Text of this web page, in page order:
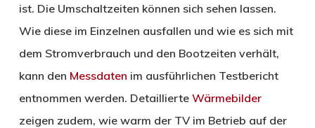
ist. Die Umschaltzeiten können sich sehen lassen.
Wie diese im Einzelnen ausfallen und wie es sich mit
dem Stromverbrauch und den Bootzeiten verhält,
kann den Messdaten im ausführlichen Testbericht
entnommen werden. Detaillierte Wärmebilder
zeigen zudem, wie warm der TV im Betrieb auf der